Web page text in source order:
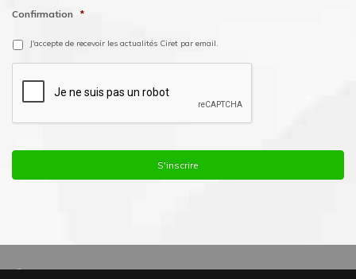
Confirmation *
J'accepte de recevoir les actualités Ciret par email.